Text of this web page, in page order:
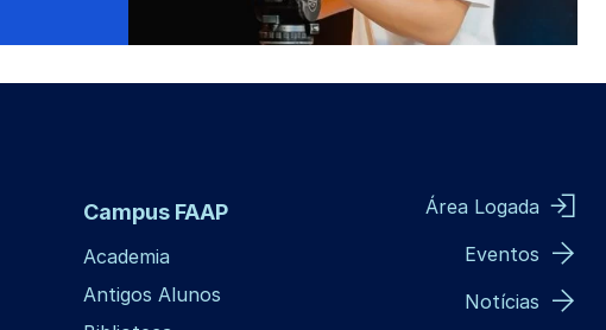
Campus FAAP
Academia
Antigos Alunos
Área Logada
Eventos
Notícias